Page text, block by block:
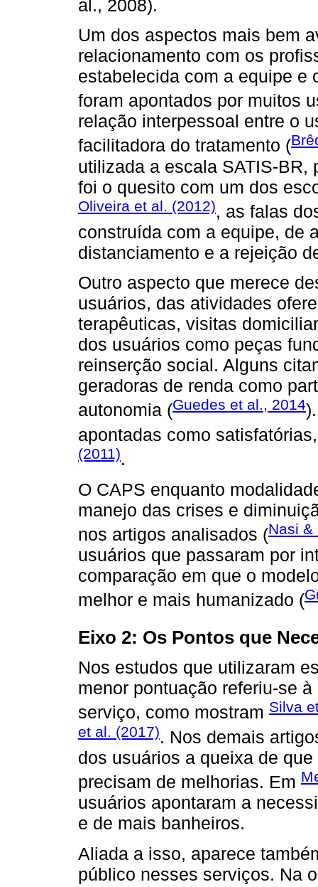
al., 2008).
Um dos aspectos mais bem
relacionamento com os
estabelecida com a equipe e
foram apontados por muitos
relação interpessoal entre o
facilitadora do tratamento (
utilizada a escala SATIS-BR,
foi o quesito com um dos
Oliveira et al. (2012), as falas
construída com a equipe, de
distanciamento e a rejeição
Outro aspecto que merece
usuários, das atividades
terapêuticas, visitas
dos usuários como peças
reinserção social. Alguns
geradoras de renda como
autonomia (Guedes et al., 2014
apontadas como
(2011).
O CAPS enquanto
manejo das crises e
nos artigos analisados (Nasi &
usuários que passaram por
comparação em que o
melhor e mais humanizado (
Eixo 2: Os Pontos que
Nos estudos que utilizaram
menor pontuação referiu-se
serviço, como mostram Silva
et al. (2017). Nos demais
dos usuários a queixa de
precisam de melhorias. Em
usuários apontaram a
e de mais banheiros.
Aliada a isso, aparece
público nesses serviços. Na